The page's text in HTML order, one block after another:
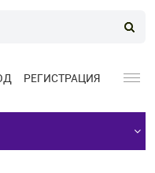
РЕГИСТРАЦИЯ